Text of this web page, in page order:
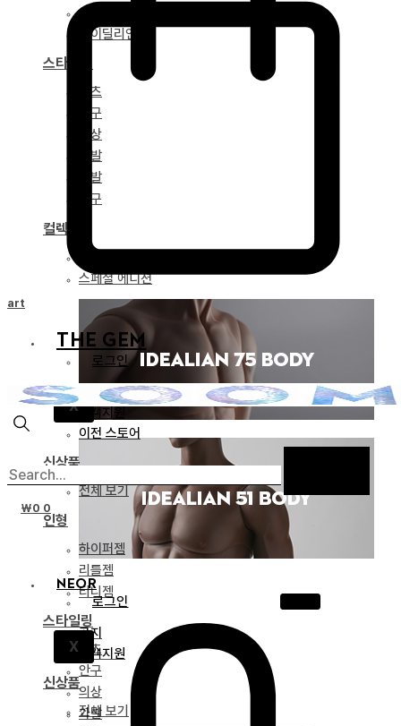
아이딜리언 68
아이딜리언 51
스타일링
파츠
안구
의상
가발
신발
도구
컬렉션
스페셜 에디션
NEOR
로그인
X
공지
고객지원
신상품
전체 보기
THE GEM
로그인
X
공지
고객지원
이전 스토어
신상품
전체 보기
인형
하이퍼젬
리틀젬
티니젬
스타일링
파츠
안구
의상
가발
₩0 0